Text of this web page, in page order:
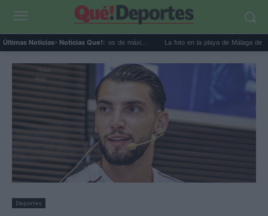
Últimas Noticias- Noticias Que!:
en verano: los horarios de máxi... La foto en la playa de Málaga de Carmen
Deportes